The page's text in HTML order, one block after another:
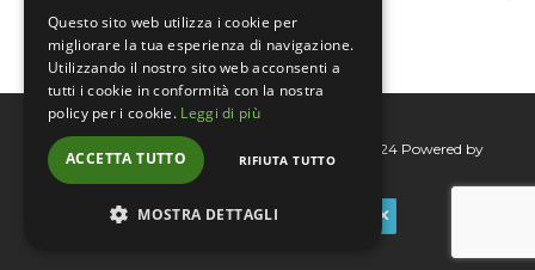
Bertini group srl © 2015-2026 - P.I. 06076830824 Powered by
Connecta
Questo sito web utilizza i cookie per
migliorare la tua esperienza di navigazione.
Utilizzando il nostro sito web acconsenti a
tutti i cookie in conformità con la nostra
policy per i cookie. Leggi di più
ACCETTA TUTTO RIFIUTA TUTTO
MOSTRA DETTAGLI